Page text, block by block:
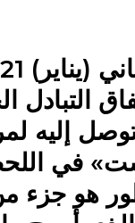
التبادل
إليه
في
هو